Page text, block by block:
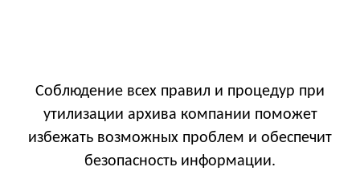
Соблюдение всех правил и процедур при
утилизации архива компании поможет
избежать возможных проблем и обеспечит
безопасность информации.